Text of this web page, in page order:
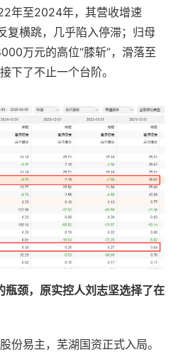
年至2024年，其营收增速
复横跳，几乎陷入停滞；归母
万元的高位“膝斩”，滑落至
下了不止一个台阶。
瓶颈，原实控人刘志坚选择了在
份易主，芜湖国资正式入局。